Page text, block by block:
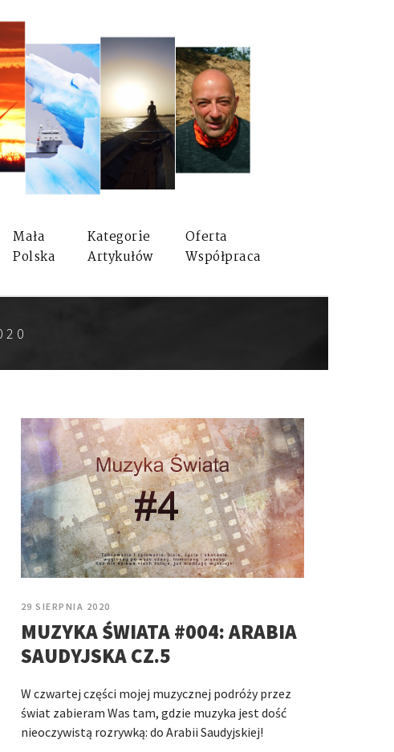
Mała
Polska
Kategorie
Artykułów
Oferta
Współpraca
29 SIERPNIA 2020
MUZYKA ŚWIATA #004: ARABIA
SAUDYJSKA CZ.5
W czwartej części mojej muzycznej podróży przez
świat zabieram Was tam, gdzie muzyka jest dość
nieoczywistą rozrywką: do Arabii Saudyjskiej!